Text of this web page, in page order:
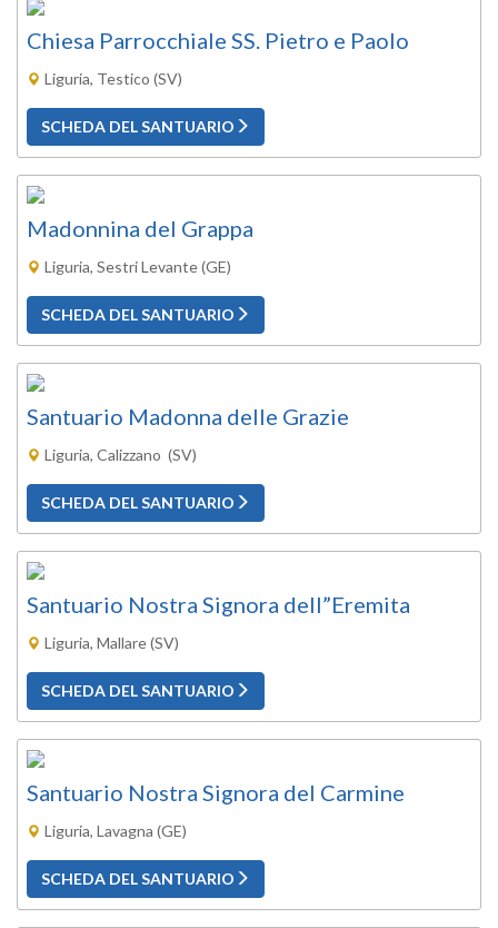
Chiesa Parrocchiale SS. Pietro e Paolo
Liguria, Testico (SV)
SCHEDA DEL SANTUARIO
Madonnina del Grappa
Liguria, Sestri Levante (GE)
SCHEDA DEL SANTUARIO
Santuario Madonna delle Grazie
Liguria, Calizzano (SV)
SCHEDA DEL SANTUARIO
Santuario Nostra Signora dell”Eremita
Liguria, Mallare (SV)
SCHEDA DEL SANTUARIO
Santuario Nostra Signora del Carmine
Liguria, Lavagna (GE)
SCHEDA DEL SANTUARIO